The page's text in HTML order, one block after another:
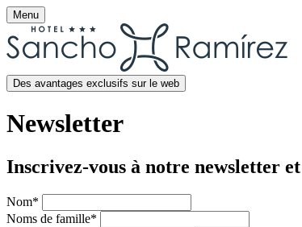
Menu
Des avantages exclusifs sur le web
Newsletter
Inscrivez-vous à notre newsletter
Nom*
Noms de famille*